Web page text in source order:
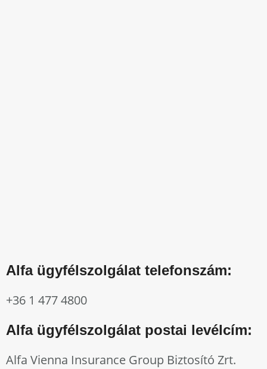
Alfa ügyfélszolgálat telefonszám:
+36 1 477 4800
Alfa ügyfélszolgálat postai levélcím:
Alfa Vienna Insurance Group Biztosító Zrt.